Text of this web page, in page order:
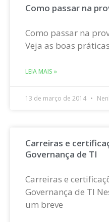
Como passar na
Como passar na
Veja as boas
LEIA MAIS »
13 de março de 2014
Carreiras e
Governança de TI
Carreiras e
Governança de TI
um breve